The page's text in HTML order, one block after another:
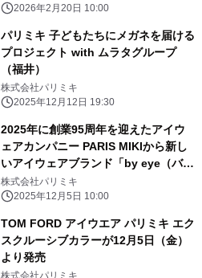
2026年2月20日 10:00
パリミキ 子どもたちにメガネを届ける
プロジェクト with ムラタグループ
（福井）
株式会社パリミキ
2025年12月12日 19:30
2025年に創業95周年を迎えたアイウ
ェアカンパニー PARIS MIKIから新し
いアイウェアブランド「by eye（バイ
アイ）」がローンチ
株式会社パリミキ
2025年12月5日 10:00
TOM FORD アイウエア パリミキ エク
スクルーシブカラーが12月5日（金）
より発売
株式会社パリミキ